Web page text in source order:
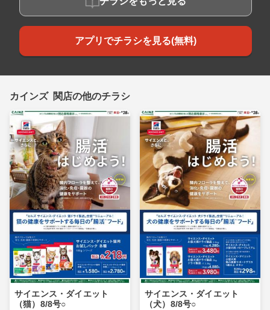
アプリでチラシを見る(無料)
カインズ 関店の他のチラシ
サイエンス・ダイエット
（猫）8/8号○
サイエンス・ダイエット
（犬）8/8号○